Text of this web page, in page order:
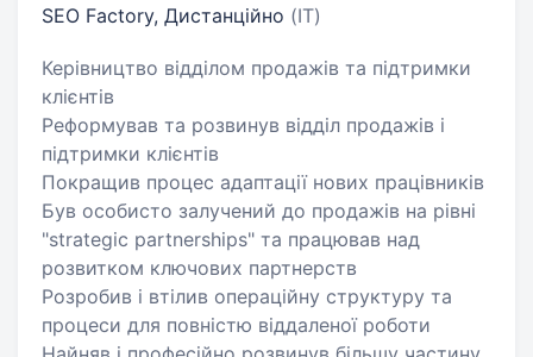
SEO Factory, Дистанційно (IT)
Керівництво відділом продажів та підтримки
клієнтів
Реформував та розвинув відділ продажів і
підтримки клієнтів
Покращив процес адаптації нових працівників
Був особисто залучений до продажів на рівні
"strategic partnerships" та працював над
розвитком ключових партнерств
Розробив і втілив операційну структуру та
процеси для повністю віддаленої роботи